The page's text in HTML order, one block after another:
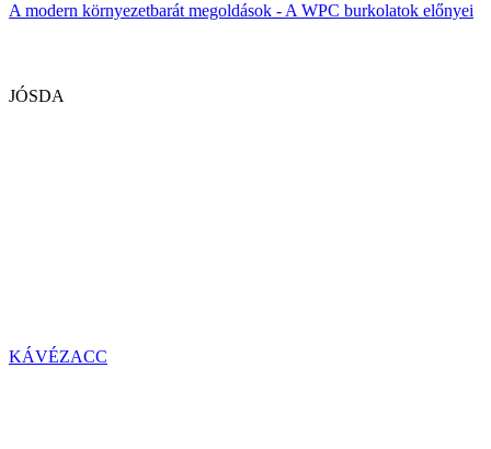
A modern környezetbarát megoldások - A WPC burkolatok előnyei
JÓSDA
KÁVÉZACC